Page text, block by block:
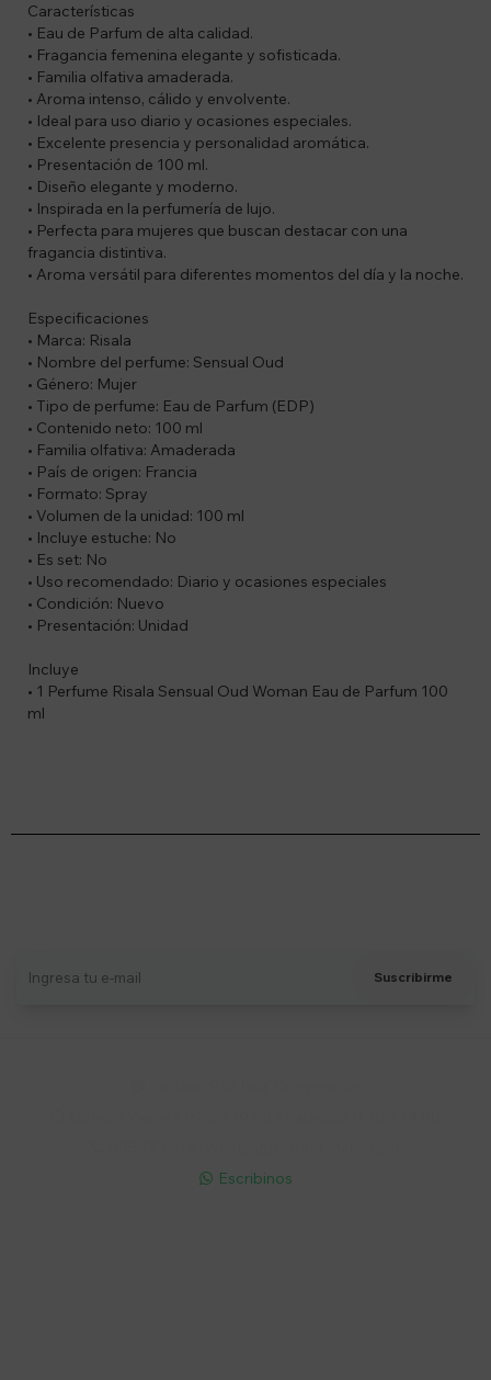
Características
• Eau de Parfum de alta calidad.
• Fragancia femenina elegante y sofisticada.
• Familia olfativa amaderada.
• Aroma intenso, cálido y envolvente.
• Ideal para uso diario y ocasiones especiales.
• Excelente presencia y personalidad aromática.
• Presentación de 100 ml.
• Diseño elegante y moderno.
• Inspirada en la perfumería de lujo.
• Perfecta para mujeres que buscan destacar con una
fragancia distintiva.
• Aroma versátil para diferentes momentos del día y la noche.
Especificaciones
• Marca: Risala
• Nombre del perfume: Sensual Oud
• Género: Mujer
• Tipo de perfume: Eau de Parfum (EDP)
• Contenido neto: 100 ml
• Familia olfativa: Amaderada
• País de origen: Francia
• Formato: Spray
• Volumen de la unidad: 100 ml
• Incluye estuche: No
• Es set: No
• Uso recomendado: Diario y ocasiones especiales
• Condición: Nuevo
• Presentación: Unidad
Incluye
• 1 Perfume Risala Sensual Oud Woman Eau de Parfum 100
ml
Suscribirme
 Escribinos